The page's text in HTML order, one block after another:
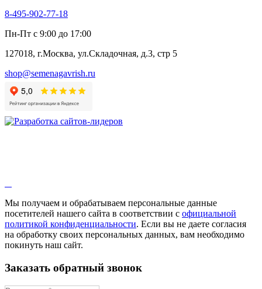
8-495-902-77-18
Пн-Пт с 9:00 до 17:00
127018, г.Москва, ул.Складочная, д.3, стр 5
shop@semenagavrish.ru
Мы получаем и обрабатываем персональные данные
посетителей нашего сайта в соответствии с официальной
политикой конфиденциальности. Если вы не даете согласия
на обработку своих персональных данных, вам необходимо
покинуть наш сайт.
Заказать обратный звонок